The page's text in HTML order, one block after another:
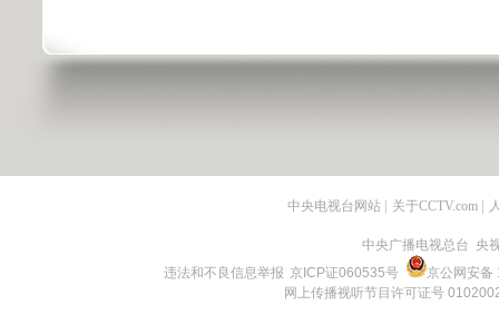
中央电视台网站 关于CCTV.com
中央广播电视总台 央
违法和不良信息举报 京ICP证060535号
京公网安
网上传播视听节目许可证号